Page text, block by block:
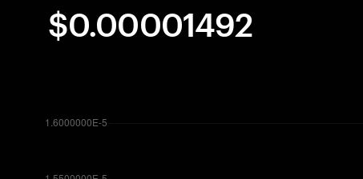
$0.00001492